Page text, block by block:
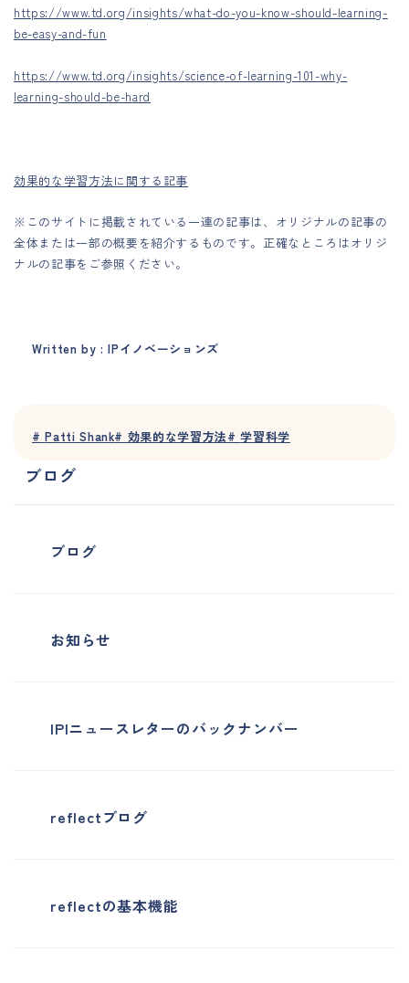
ブログ
ブログ
お知らせ
IPIニュースレターのバックナンバー
reflectブログ
reflectの基本機能
https://www.td.org/insights/what-do-you-know-should-learning-
be-easy-and-fun
https://www.td.org/insights/science-of-learning-101-why-
learning-should-be-hard
効果的な学習方法に関する記事
※このサイトに掲載されている一連の記事は、オリジナルの記事の
全体または一部の概要を紹介するものです。正確なところはオリジ
ナルの記事をご参照ください。
Written by : IPイノベーションズ
#Patti Shank# 効果的な学習方法#学習科学